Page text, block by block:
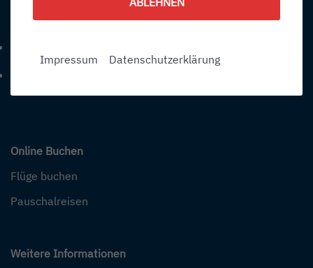
Kontakt
Telefonnummer: 4 9 0 7 5 4 1 2 8 4 0
Online Buchen
Flüge buchen
Pauschalreisen
Weitere Informationen
Impressum Datenschutzerklärung